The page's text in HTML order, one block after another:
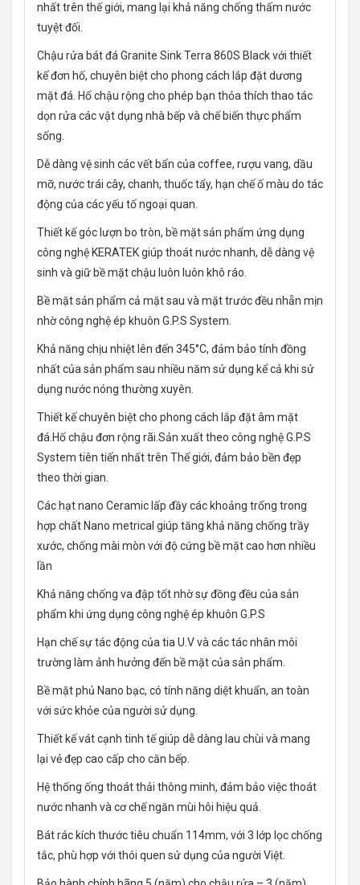
nhất trên thế giới, mang lại khả năng chống thấm nước
tuyệt đối.
Chậu rửa bát đá Granite Sink Terra 860S Black với thiết
kế đơn hố, chuyên biệt cho phong cách lắp đặt dương
mặt đá. Hố chậu rộng cho phép bạn thỏa thích thao tác
dọn rửa các vật dụng nhà bếp và chế biến thực phẩm
sống.
Dễ dàng vệ sinh các vết bẩn của coffee, rượu vang, dầu
mỡ, nước trái cây, chanh, thuốc tẩy, hạn chế ố màu do tác
động của các yếu tố ngoại quan.
Thiết kế góc lượn bo tròn, bề mặt sản phẩm ứng dụng
công nghệ KERATEK giúp thoát nước nhanh, dễ dàng vệ
sinh và giữ bề mặt chậu luôn luôn khô ráo.
Bề mặt sản phẩm cả mặt sau và mặt trước đều nhẵn mịn
nhờ công nghệ ép khuôn G.P.S System.
Khả năng chịu nhiệt lên đến 345°C, đảm bảo tính đồng
nhất của sản phẩm sau nhiều năm sử dụng kể cả khi sử
dụng nước nóng thường xuyên.
Thiết kế chuyên biệt cho phong cách lắp đặt âm mặt
đá.Hố chậu đơn rộng rãi.Sản xuất theo công nghệ G.P.S
System tiên tiến nhất trên Thế giới, đảm bảo bền đẹp
theo thời gian.
Các hạt nano Ceramic lấp đầy các khoảng trống trong
hợp chất Nano metrical giúp tăng khả năng chống trầy
xước, chống mài mòn với độ cứng bề mặt cao hơn nhiều
lần
Khả năng chống va đập tốt nhờ sự đồng đều của sản
phẩm khi ứng dụng công nghệ ép khuôn G.P.S
Hạn chế sự tác động của tia U.V và các tác nhân môi
trường làm ảnh hưởng đến bề mặt của sản phẩm.
Bề mặt phủ Nano bạc, có tính năng diệt khuẩn, an toàn
với sức khỏe của người sử dụng.
Thiết kế vát cạnh tinh tế giúp dễ dàng lau chùi và mang
lại vẻ đẹp cao cấp cho căn bếp.
Hệ thống ống thoát thải thông minh, đảm bảo việc thoát
nước nhanh và cơ chế ngăn mùi hôi hiệu quả.
Bát rác kích thước tiêu chuẩn 114mm, với 3 lớp lọc chống
tắc, phù hợp với thói quen sử dụng của người Việt.